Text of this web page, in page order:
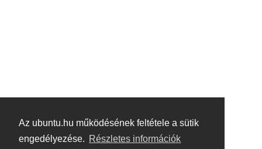
Az ubuntu.hu működésének feltétele a sütik
engedélyezése. Részletes információk